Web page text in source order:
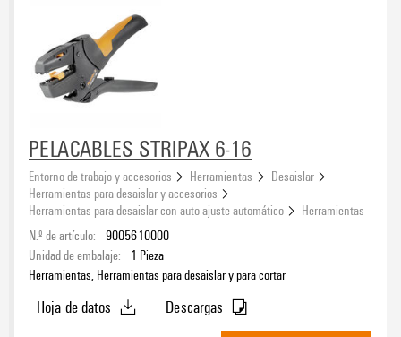
Color
azul (2)
blanco
gris(2)
marrón(1)
naranja(4)
negro (4)
verde
PELACABLES STRIPAX 6-16
Entorno de trabajo y accesorios Herramientas
Desaislar
Herramientas para desaislar y accesorios
Herramientas para desaislar con auto-ajuste automático
Herramientas
N.º de artículo: 9005610000
Unidad de embalaje:
1 Pieza
Herramientas, Herramientas para desaislar y para cortar
Hoja de datos
Descargas